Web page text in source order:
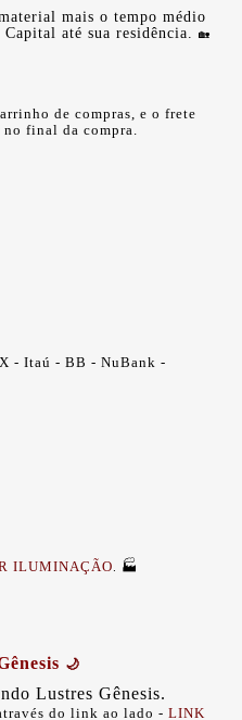
mais o tempo médio
até sua residência.
🏡
de compras, e o frete
no final da compra.
- Itaú - BB - NuBank -
ILUMINAÇÃO 🏭
🌙
Lustres Gênesis.
do link ao lado - LINK